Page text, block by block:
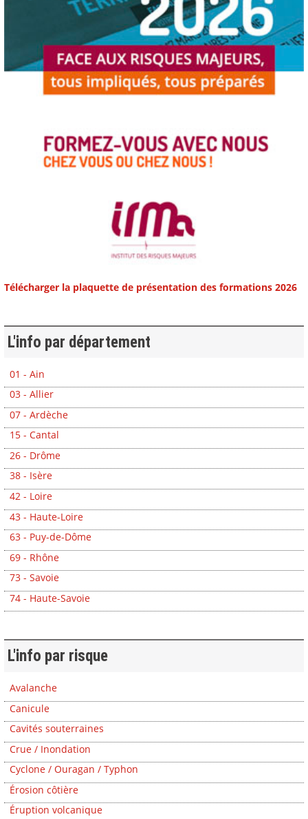
Télécharger la plaquette de présentation des formations 2026
L'info par département
01 - Ain
03 - Allier
07 - Ardèche
15 - Cantal
26 - Drôme
38 - Isère
42 - Loire
43 - Haute-Loire
63 - Puy-de-Dôme
69 - Rhône
73 - Savoie
74 - Haute-Savoie
L'info par risque
Avalanche
Canicule
Cavités souterraines
Crue / Inondation
Cyclone / Ouragan / Typhon
Érosion côtière
Éruption volcanique